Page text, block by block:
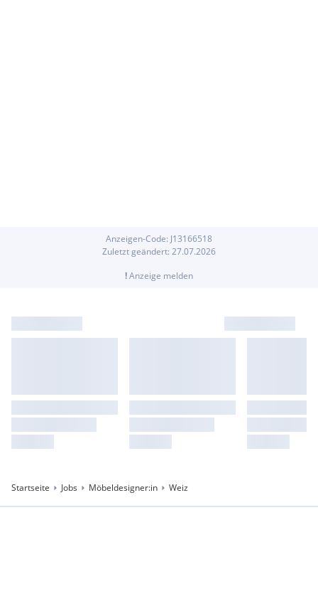
Anzeigen-Code: J13166518
Zuletzt geändert: 27.07.2026
!Anzeige melden
Startseite Jobs Möbeldesigner:in Weiz